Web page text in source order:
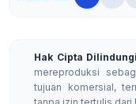
Hak Cipta
mereproduksi
tujuan komersial,